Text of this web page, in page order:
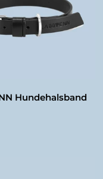
Hundehalsband